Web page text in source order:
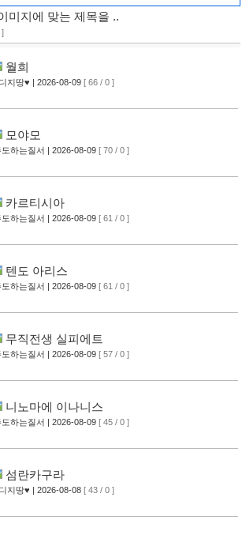
미지에 맞는 제목을 ..
]
월희
지땅♥ | 2026-08-09 [ 66 / 0 ]
모야모
도하는질서 | 2026-08-09 [ 70 / 0 ]
카르티시아
도하는질서 | 2026-08-09 [ 61 / 0 ]
텐도 아리스
도하는질서 | 2026-08-09 [ 61 / 0 ]
무직전생 실피에트
도하는질서 | 2026-08-09 [ 57 / 0 ]
니노마에 이나니스
도하는질서 | 2026-08-09 [ 45 / 0 ]
섬란카구라
지땅♥ | 2026-08-08 [ 43 / 0 ]